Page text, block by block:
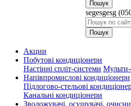
segesgesg
Акции
Побутові кондиціонери
Настінні спліт-системи Мульти-
Напівпромислові кондиціонери
Підлогово-стельові
Канальні кондиціонери
Зволожувачі, осушувачі,